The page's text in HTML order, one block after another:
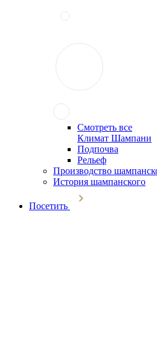
Смотреть все
Климат Шампани
Подпочва
Рельеф
Производство
История шампанского
Посетить